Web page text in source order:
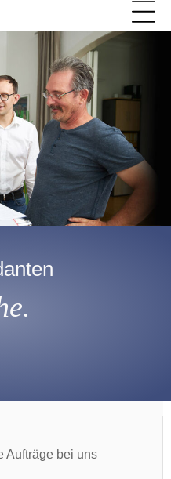
Aufträge bei uns